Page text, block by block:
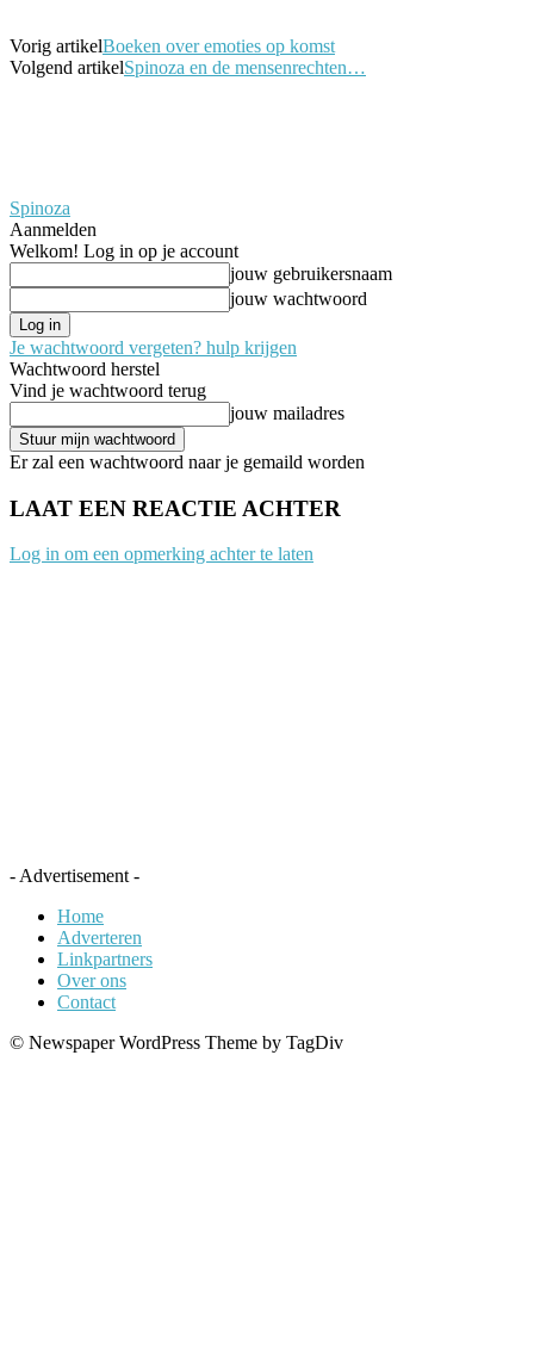
Vorig artikelBoeken over emoties op komst
Volgend artikelSpinoza en de mensenrechten…
Spinoza
Aanmelden
Welkom! Log in op je account
jouw gebruikersnaam
jouw wachtwoord
Je wachtwoord vergeten? hulp krijgen
Wachtwoord herstel
Vind je wachtwoord terug
jouw mailadres
Er zal een wachtwoord naar je gemaild worden
LAAT EEN REACTIE ACHTER
Log in om een opmerking achter te laten
- Advertisement -
Home
Adverteren
Linkpartners
Over ons
Contact
© Newspaper WordPress Theme by TagDiv